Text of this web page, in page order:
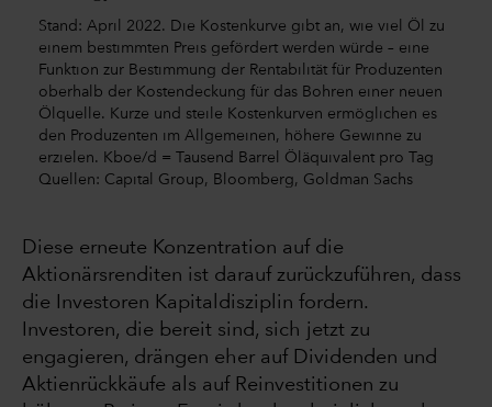
Stand: April 2022. Die Kostenkurve gibt an, wie viel Öl zu
einem bestimmten Preis gefördert werden würde – eine
Funktion zur Bestimmung der Rentabilität für Produzenten
oberhalb der Kostendeckung für das Bohren einer neuen
Ölquelle. Kurze und steile Kostenkurven ermöglichen es
den Produzenten im Allgemeinen, höhere Gewinne zu
erzielen. Kboe/d = Tausend Barrel Öläquivalent pro Tag
Quellen: Capital Group, Bloomberg, Goldman Sachs
Diese erneute Konzentration auf die
Aktionärsrenditen ist darauf zurückzuführen, dass
die Investoren Kapitaldisziplin fordern.
Investoren, die bereit sind, sich jetzt zu
engagieren, drängen eher auf Dividenden und
Aktienrückkäufe als auf Reinvestitionen zu